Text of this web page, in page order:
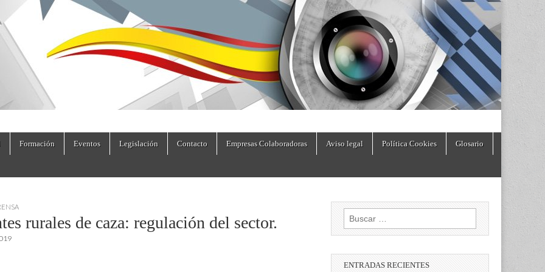
Formación Eventos Legislación Contacto Empresas Colaboradoras Aviso legal Política Cookies Glosario
rurales de caza: regulación del sector. Buscar:
ENTRADAS RECIENTES